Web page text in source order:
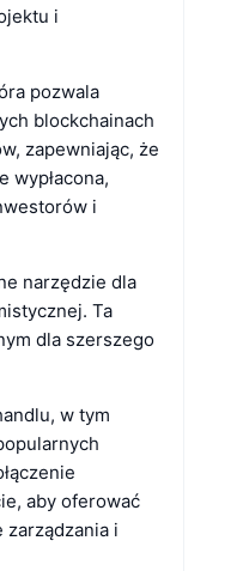
i
pozwala
blockchainach
zapewniając, że
wypłacona,
i
narzędzie dla
Ta
dla szerszego
w tym
aby oferować
i